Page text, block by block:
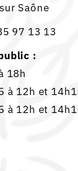
Saône
97 13 13
:
18h
à 12h et
à 12h et